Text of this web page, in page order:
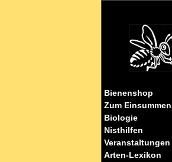
Bienenshop
Zum Einsummen
Biologie
Nisthilfen
Veranstaltungen
Arten-Lexikon